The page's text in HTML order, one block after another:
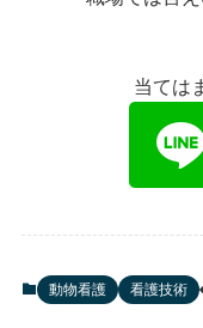
当ては
動物看護 看護技術